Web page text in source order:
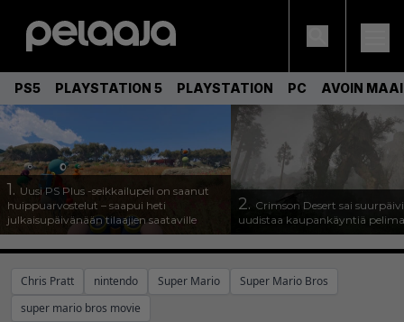
PS5 PLAYSTATION 5 PLAYSTATION PC AVOIN
1. Uusi PS Plus -seikkailupeli on saanut
huippuarvostelut – saapui heti
julkaisupäivänään tilaajien saataville
2. Crimson Desert sai
uudistaa kaupankäyntiä
Chris Pratt nintendo Super Mario
Super Mario Bros
super mario bros movie